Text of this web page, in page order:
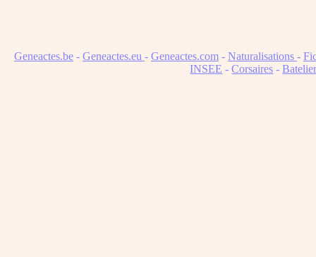
Geneactes.be - Geneactes.eu - Geneactes.com - Naturalisations -
INSEE -Corsaires -